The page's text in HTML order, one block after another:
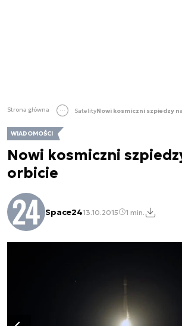
Strona główna SatelityNowi kosmiczni szpiedzy
WIADOMOŚCI
Nowi kosmiczni
orbicie
Space2413.10.2015 1 min.